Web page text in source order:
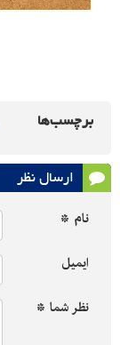
برچسب‌ها
ارسال نظر
نام *
ایمیل
نظر شما *